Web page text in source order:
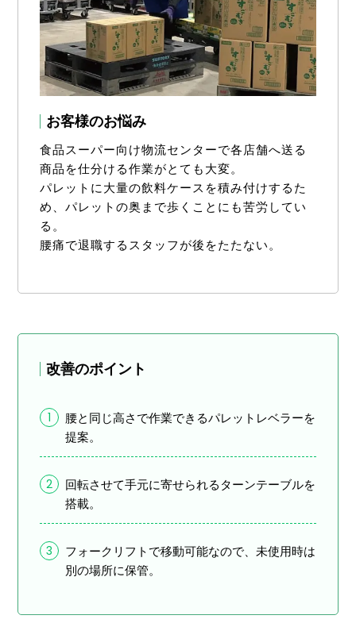
お客様のお悩み
食品スーパー向け物流センターで各店舗へ送る
商品を仕分ける作業がとても大変。
パレットに大量の飲料ケースを積み付けするた
め、パレットの奥まで歩くことにも苦労してい
る。
腰痛で退職するスタッフが後をたたない。
改善のポイント
1
腰と同じ高さで作業できるパレットレベラーを
提案。
2
回転させて手元に寄せられるターンテーブルを
搭載。
3
フォークリフトで移動可能なので、未使用時は
別の場所に保管。